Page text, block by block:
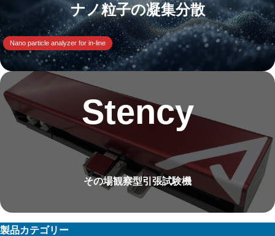
ナノ粒子の凝集分散
Nano particle analyzer for in-line
Stency
その場観察型引張試験機
製品カテゴリー